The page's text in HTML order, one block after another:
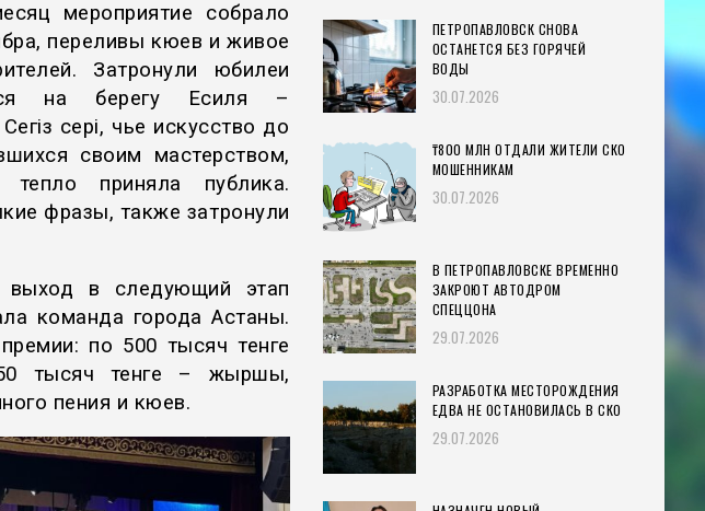
мероприятие собрало
переливы кюев и живое
Затронули юбилеи
на берегу Есиля –
сері, чье искусство до
своим мастерством,
тепло приняла публика.
фразы, также затронули
выход в следующий этап
команда города Астаны.
по 500 тысяч тенге
тысяч тенге – жыршы,
пения и кюев.
ПЕТРОПАВЛОВСК СНОВА
ОСТАНЕТСЯ БЕЗ ГОРЯЧЕЙ
ВОДЫ
30.07.2026
₸800 МЛН ОТДАЛИ ЖИТЕЛИ СКО
МОШЕННИКАМ
30.07.2026
В ПЕТРОПАВЛОВСКЕ ВРЕМЕННО
ЗАКРОЮТ АВТОДРОМ
СПЕЦЦОНА
29.07.2026
РАЗРАБОТКА МЕСТОРОЖДЕНИЯ
ЕДВА НЕ ОСТАНОВИЛАСЬ В СКО
29.07.2026